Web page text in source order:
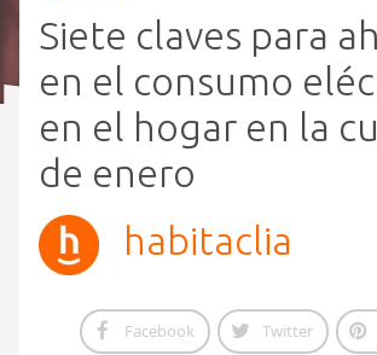
Siete claves para
en el consumo
en el hogar en la
de enero
habitaclia
Facebook Twitter